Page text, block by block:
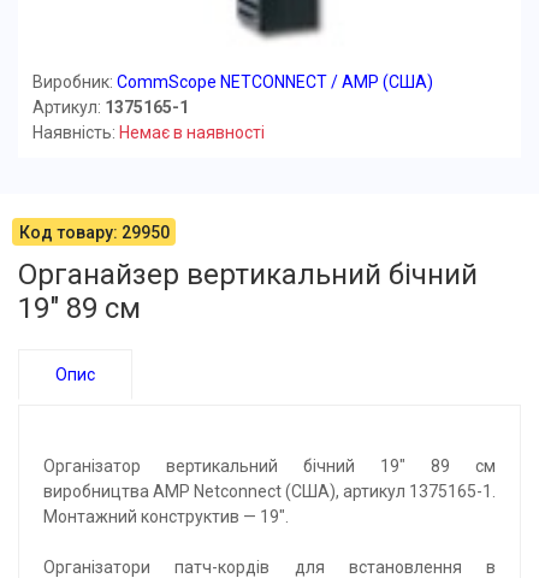
Виробник: CommScope NETCONNECT / AMP (США)
Артикул: 1375165-1
Наявність: Немає в наявності
Код товару: 29950
Органайзер вертикальний бічний
19" 89 см
Опис
Організатор вертикальний бічний 19" 89 см
виробництва AMP Netconnect (США), артикул 1375165-1.
Монтажний конструктив — 19".
Організатори патч-кордів для встановлення в